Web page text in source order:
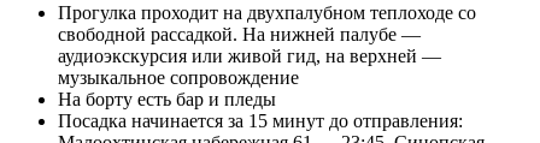
Прогулка проходит на двухпалубном теплоходе со
свободной рассадкой. На нижней палубе —
аудиоэкскурсия или живой гид, на верхней —
музыкальное сопровождение
На борту есть бар и пледы
Посадка начинается за 15 минут до отправления: